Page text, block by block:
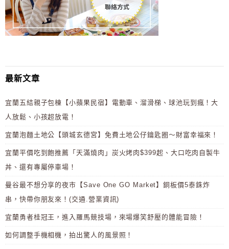
最新文章
宜蘭五結親子包棟【小蘋果民宿】電動車、溜滑梯、球池玩到瘋！大
人放鬆、小孩超放電！
宜蘭泡麵土地公【頭城玄德宮】免費土地公仔鑰匙圈～財富幸福來！
宜蘭平價吃到飽推薦「天滿燒肉」炭火烤肉$399起、大口吃肉自製牛
丼、還有專屬停車場！
曼谷最不想分享的夜市【Save One GO Market】銅板價5泰銖炸
串，快帶你朋友來！(交通.營業資訊)
宜蘭勇者桂冠王，進入羅馬競技場，來場爆笑舒壓的體能冒險！
如何調整手機相機，拍出驚人的風景照！